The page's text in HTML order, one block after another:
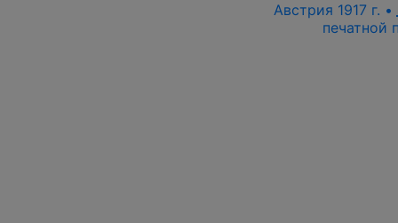
Австрия 1917 г. •
печатной